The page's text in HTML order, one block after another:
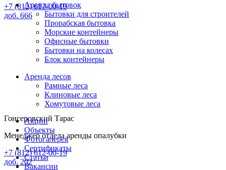
+7 (812) 612-00-19
доб. 666
Гонсеровский Тарас
Менеджер отдела аренды опалубки
+7 (812) 612-00-19
доб. 202
Аренда бытовок
Бытовки для строителей
Прорабская бытовка
Морские контейнеры
Офисные бытовки
Бытовки на колесах
Блок контейнеры
Аренда лесов
Рамные леса
Клиновые леса
Хомутовые леса
Акции
Объекты
Фотогалерея
Сертификаты
Статьи
Вакансии